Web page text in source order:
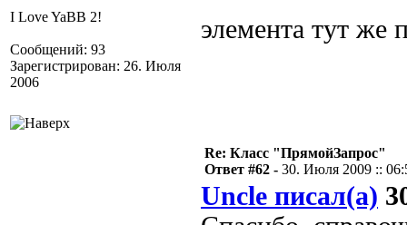
I Love YaBB 2!
Сообщений: 93
Зарегистрирован: 26. Июля
2006
элемента тут же
Re: Класс "ПрямойЗапрос"
Ответ #62 - 30. Июля 2009 ::
Uncle писал(а)